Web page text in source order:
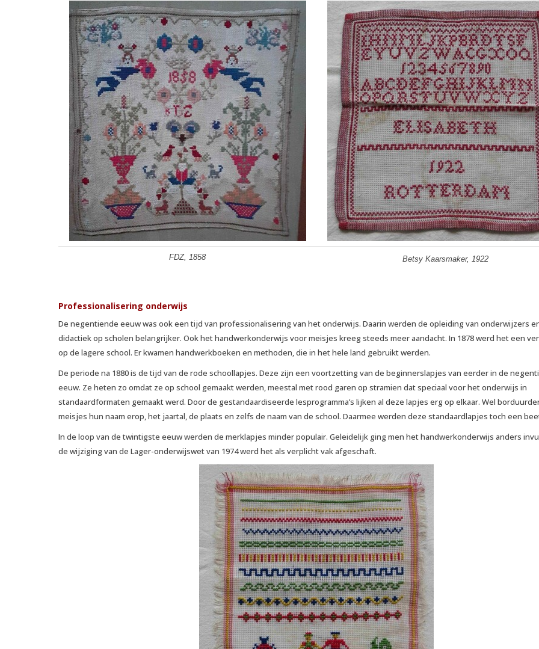
FDZ, 1858 Betsy Kaarsmaker, 1922
Professionalisering onderwijs
De negentiende eeuw was ook een tijd van professionalisering van het onderwijs. Daarin werden de opleiding van onderwijzers
didactiek op scholen belangrijker. Ook het handwerkonderwijs voor meisjes kreeg steeds meer aandacht. In 1878 werd het een
op de lagere school. Er kwamen handwerkboeken en methoden, die in het hele land gebruikt werden.
De periode na 1880 is de tijd van de rode schoollapjes. Deze zijn een voortzetting van de beginnerslapjes van eerder in de
eeuw. Ze heten zo omdat ze op school gemaakt werden, meestal met rood garen op stramien dat speciaal voor het onderwijs in
standaardformaten gemaakt werd. Door de gestandaardiseerde lesprogramma’s lijken al deze lapjes erg op elkaar. Wel
meisjes hun naam erop, het jaartal, de plaats en zelfs de naam van de school. Daarmee werden deze standaardlapjes toch een
In de loop van de twintigste eeuw werden de merklapjes minder populair. Geleidelijk ging men het handwerkonderwijs anders
de wijziging van de Lager-onderwijswet van 1974 werd het als verplicht vak afgeschaft.